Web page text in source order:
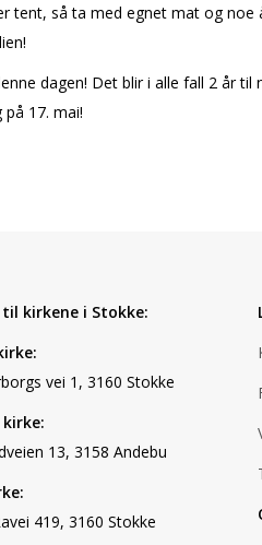
tent, så ta med egnet mat og
dagen! Det blir i alle fall 2 år
på 17. mai!
til kirkene i Stokke:
vei 1, 3160 Stokke
13, 3158 Andebu
419, 3160 Stokke